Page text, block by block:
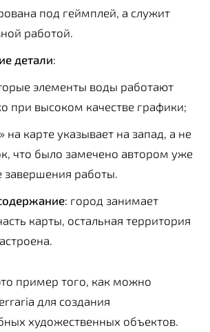
под геймплей, а служит
работой.
детали:
элементы воды работают
при высоком качестве графики;
на карте указывает на запад, а не
что было замечено автором уже
завершения работы.
: город занимает
карты, остальная территория
пример того, как можно
для создания
художественных объектов.